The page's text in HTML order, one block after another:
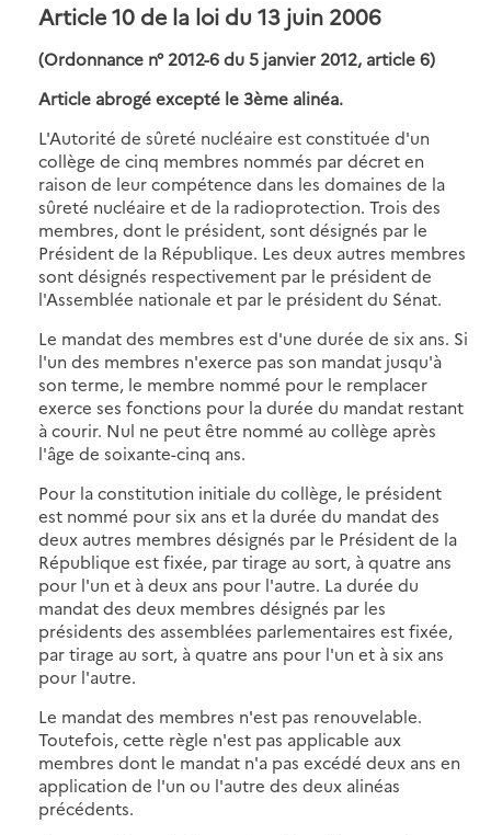
Article 10 de la loi du 13 juin 2006
(Ordonnance n° 2012-6 du 5 janvier 2012, article 6)
Article abrogé excepté le 3ème alinéa.
L'Autorité de sûreté nucléaire est constituée d'un
collège de cinq membres nommés par décret en
raison de leur compétence dans les domaines de la
sûreté nucléaire et de la radioprotection. Trois des
membres, dont le président, sont désignés par le
Président de la République. Les deux autres membres
sont désignés respectivement par le président de
l'Assemblée nationale et par le président du Sénat.
Le mandat des membres est d'une durée de six ans. Si
l'un des membres n'exerce pas son mandat jusqu'à
son terme, le membre nommé pour le remplacer
exerce ses fonctions pour la durée du mandat restant
à courir. Nul ne peut être nommé au collège après
l'âge de soixante-cinq ans.
Pour la constitution initiale du collège, le président
est nommé pour six ans et la durée du mandat des
deux autres membres désignés par le Président de la
République est fixée, par tirage au sort, à quatre ans
pour l'un et à deux ans pour l'autre. La durée du
mandat des deux membres désignés par les
présidents des assemblées parlementaires est fixée,
par tirage au sort, à quatre ans pour l'un et à six ans
pour l'autre.
Le mandat des membres n'est pas renouvelable.
Toutefois, cette règle n'est pas applicable aux
membres dont le mandat n'a pas excédé deux ans en
application de l'un ou l'autre des deux alinéas
précédents.